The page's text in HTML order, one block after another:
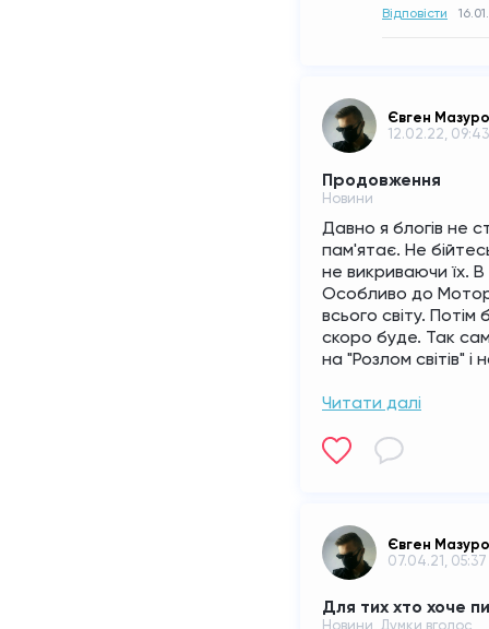
Відповісти
Євген
12.02.22, 09:43
Продовження
Новини
Давно я блогів не
пам'ятає. Не
не викриваючи їх.
Особливо до
всього світу.
скоро буде. Так
на "Розлом світів"
Читати далі
Євген
07.04.21, 05:37
Для тих хто хоче
Новини, Думки вголос